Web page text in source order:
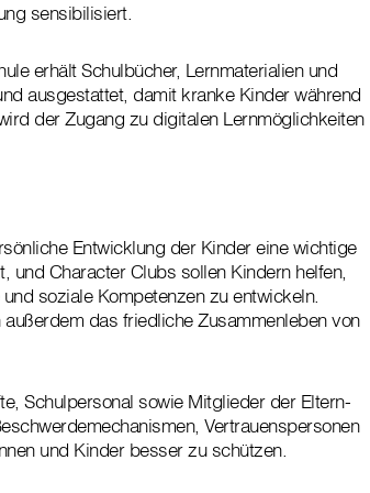
sensibilisiert.
erhält Schulbücher, Lernmaterialien und
ausgestattet, damit kranke Kinder während
der Zugang zu digitalen Lernmöglichkeiten
Entwicklung der Kinder eine wichtige
und Character Clubs sollen Kindern helfen,
soziale Kompetenzen zu entwickeln.
das friedliche Zusammenleben von
Schulpersonal sowie Mitglieder der Eltern-
Vertrauenspersonen
und Kinder besser zu schützen.